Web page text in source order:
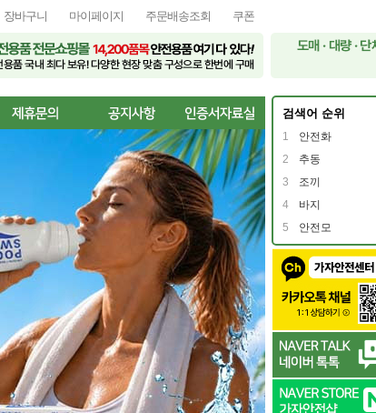
검색어 순위
1
안전화
2
추동
3
조끼
4
바지
5
안전모
장바구니 마이페이지 주문배송조회 쿠폰